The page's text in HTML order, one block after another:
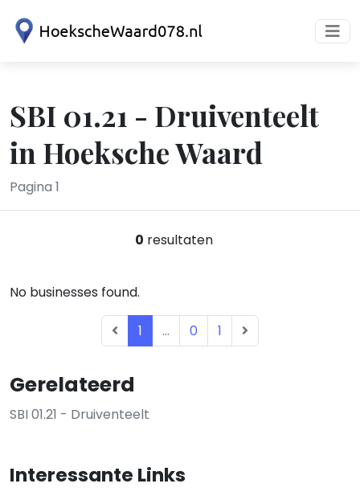
SBI 01.21 - Druiventeelt
in Hoeksche Waard
Pagina 1
Gerelateerd
SBI 01.21 - Druiventeelt
Interessante Links
0 resultaten
No businesses found.
1 ... 0 1